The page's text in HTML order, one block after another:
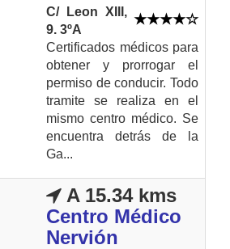
C/ Leon XIII,
9. 3ºA
Certificados médicos para
obtener y prorrogar el
permiso de conducir. Todo
tramite se realiza en el
mismo centro médico. Se
encuentra detrás de la
Ga...
A 15.34 kms
Centro Médico
Nervión